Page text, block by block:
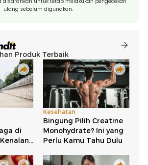
ulang sebelum digunakan.